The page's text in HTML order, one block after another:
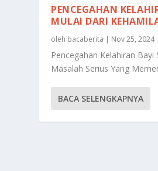
PENCEGAHAN
MULAI DARI
oleh bacaberita | Nov 25, 2024|
Pencegahan Kelahiran
Masalah Serius Yang
BACA SELENGKAPNYA